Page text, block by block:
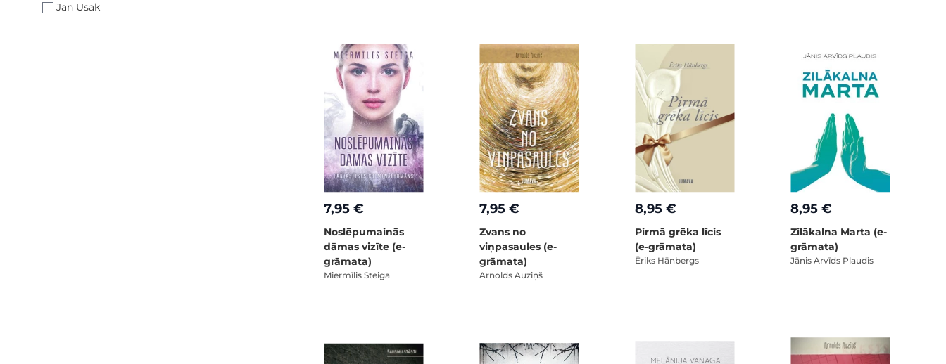
Jan Usak
7,95 €
Noslēpumainās
dāmas vizīte (e-
grāmata)
Miermīlis Steiga
7,95 €
Zvans no
viņpasaules (e-
grāmata)
Arnolds Auziņš
8,95 €
Pirmā grēka līcis
(e-grāmata)
Ēriks Hānbergs
8,95 €
Zilākalna Marta (e-
grāmata)
Jānis Arvīds Plaudis